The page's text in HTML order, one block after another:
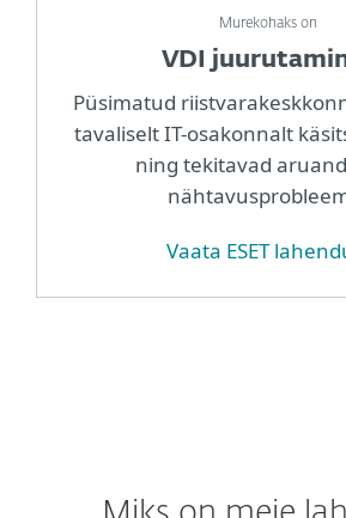
Murekohaks on
VDI
Püsimatud
tavaliselt IT-osakonnalt
ning tekitavad
Vaata ESET